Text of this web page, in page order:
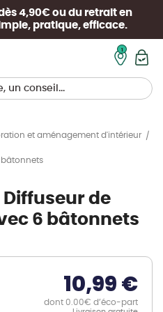
4,90€ ou du retrait en
pratique, efficace.
et aménagement d'intérieur
bâtonnets
Diffuseur de
6 bâtonnets
10,99 €
dont 0.00€ d’éco-part